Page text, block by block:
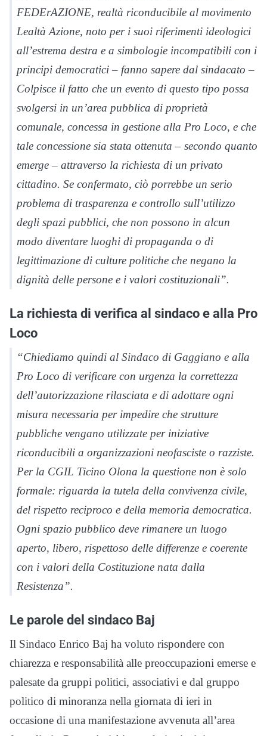
FEDErAZIONE, realtà riconducibile al movimento
Lealtà Azione, noto per i suoi riferimenti ideologici
all’estrema destra e a simbologie incompatibili con i
principi democratici – fanno sapere dal sindacato –
Colpisce il fatto che un evento di questo tipo possa
svolgersi in un’area pubblica di proprietà
comunale, concessa in gestione alla Pro Loco, e che
tale concessione sia stata ottenuta – secondo quanto
emerge – attraverso la richiesta di un privato
cittadino. Se confermato, ciò porrebbe un serio
problema di trasparenza e controllo sull’utilizzo
degli spazi pubblici, che non possono in alcun
modo diventare luoghi di propaganda o di
legittimazione di culture politiche che negano la
dignità delle persone e i valori costituzionali”.
La richiesta di verifica al sindaco e alla Pro
Loco
“Chiediamo quindi al Sindaco di Gaggiano e alla
Pro Loco di verificare con urgenza la correttezza
dell’autorizzazione rilasciata e di adottare ogni
misura necessaria per impedire che strutture
pubbliche vengano utilizzate per iniziative
riconducibili a organizzazioni neofasciste o razziste.
Per la CGIL Ticino Olona la questione non è solo
formale: riguarda la tutela della convivenza civile,
del rispetto reciproco e della memoria democratica.
Ogni spazio pubblico deve rimanere un luogo
aperto, libero, rispettoso delle differenze e coerente
con i valori della Costituzione nata dalla
Resistenza”.
Le parole del sindaco Baj
Il Sindaco Enrico Baj ha voluto rispondere con
chiarezza e responsabilità alle preoccupazioni emerse e
palesate da gruppi politici, associativi e dal gruppo
politico di minoranza nella giornata di ieri in
occasione di una manifestazione avvenuta all’area